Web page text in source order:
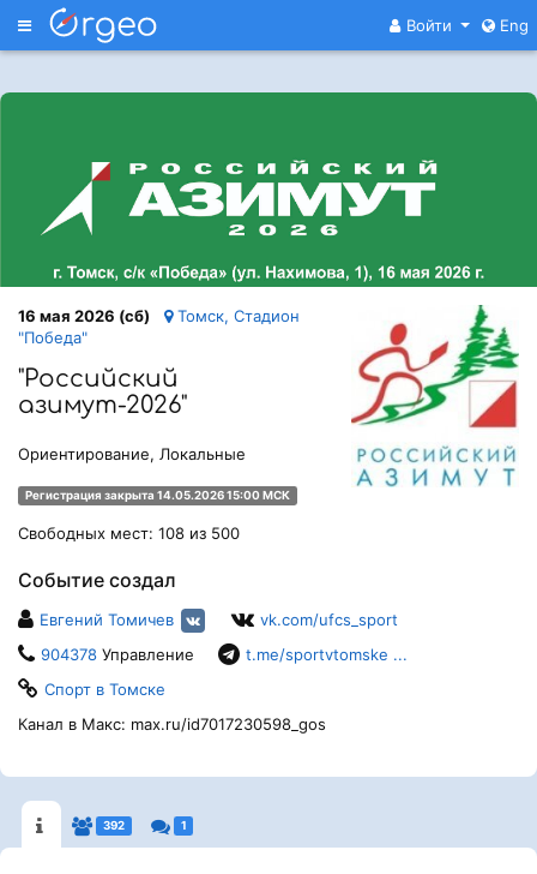
Меню Войти Eng
16 мая 2026 (сб)
Томск, Стадион
"Победа"
"Российский
азимут-2026"
Ориентирование, Локальные
Регистрация закрыта 14.05.2026 15:00 МСК
Свободных мест: 108 из 500
Событие создал
Евгений Томичев
vk.com/ufcs_sport
904378 Управление
t.me/sportvtomske ...
Спорт в Томске
Канал в Макс: max.ru/id7017230598_gos
392 1